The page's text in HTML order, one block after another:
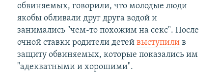
обвиняемых, говорили, что молодые люди
якобы обливали друг друга водой и
занимались "чем-то похожим на секс". После
очной ставки родители детей выступилив
защиту обвиняемых, которые показались им
"адекватными и хорошими".